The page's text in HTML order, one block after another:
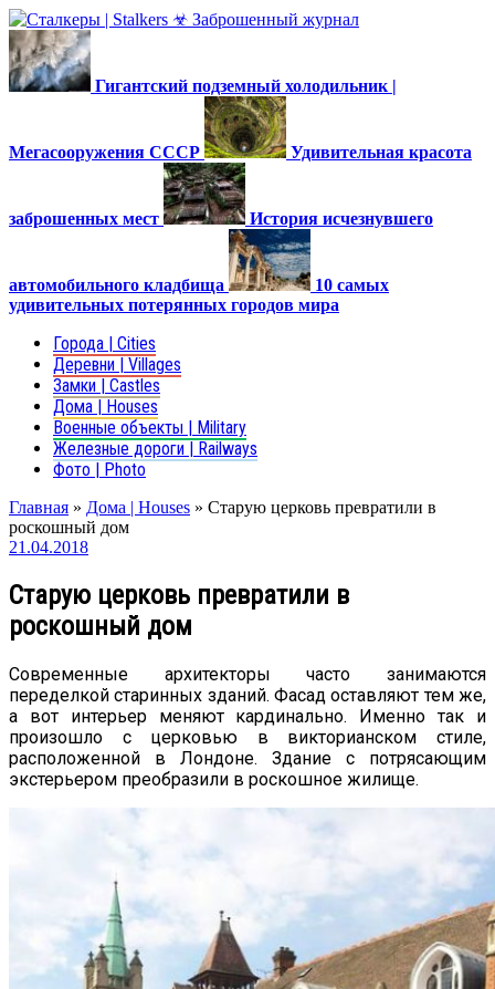
Гигантский подземный холодильник |
Мегасооружения СССР Удивительная красота
заброшенных мест История исчезнувшего
автомобильного кладбища
10 самых
удивительных потерянных городов мира
Города | Cities
Деревни | Villages
Замки | Castles
Дома | Houses
Военные объекты | Military
Железные дороги | Railways
Фото | Photo
Главная » Дома | Houses » Старую церковь превратили в
роскошный дом
21.04.2018
Старую церковь превратили в
роскошный дом
Современные архитекторы часто занимаются
переделкой старинных зданий. Фасад оставляют тем же,
а вот интерьер меняют кардинально. Именно так и
произошло с церковью в викторианском стиле,
расположенной в Лондоне. Здание с потрясающим
экстерьером преобразили в роскошное жилище.